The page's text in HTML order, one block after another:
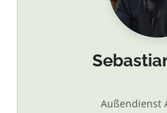
Außendienst